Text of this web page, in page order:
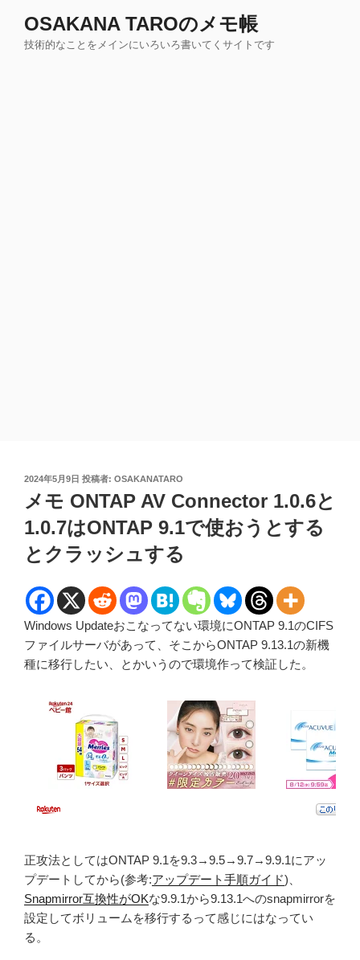
OSAKANA TAROのメモ帳
技術的なことをメインにいろいろ書いてくサイトです
投
日:
2024年5月9日 投稿者: OSAKANATARO
メモ ONTAP AV Connector 1.0.6と
1.0.7はONTAP 9.1で使おうとする
とクラッシュする
Windows Updateおこなってない環境にONTAP 9.1のCIFS
ファイルサーバがあって、そこからONTAP 9.13.1の新機
種に移行したい、とかいうので環境作って検証した。
正攻法としてはONTAP 9.1を9.3→9.5→9.7→9.9.1にアッ
プデートしてから(参考:アップデート手順ガイド)、
Snapmirror互換性がOKな9.9.1から9.13.1へのsnapmirrorを
設定してボリュームを移行するって感じにはなってい
る。